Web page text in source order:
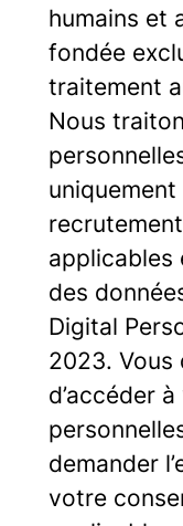
humains et
fondée
traitement
Nous
applicables
des
Digital
2023. Vous
d’accéder
demander
votre